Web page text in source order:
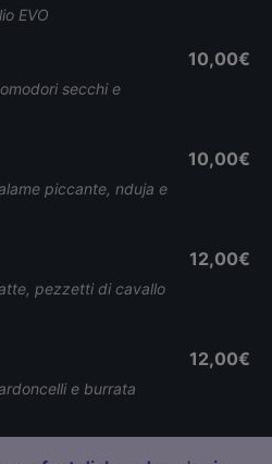
EVO
secchi e
10,00€
piccante, nduja e
10,00€
pezzetti di cavallo
12,00€
e burrata
12,00€